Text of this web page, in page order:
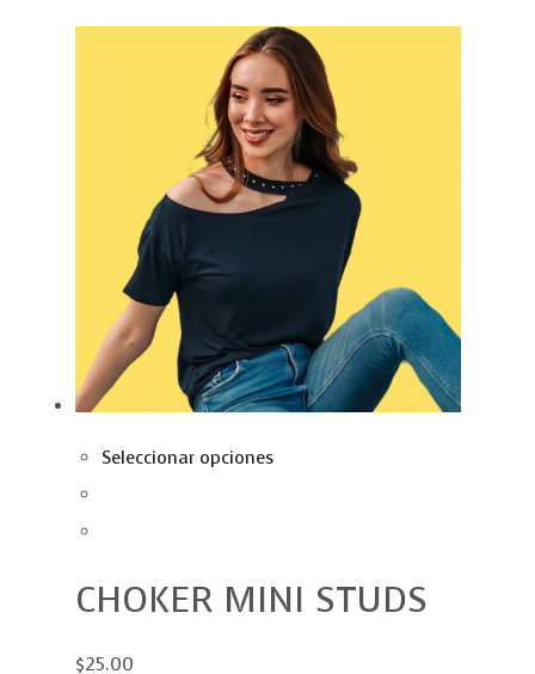
Seleccionar opciones
CHOKER MINI STUDS
$25.00